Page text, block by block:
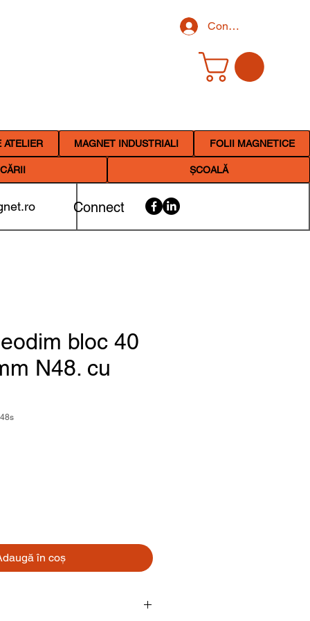
Conectează-te
ATELIER MAGNET INDUSTRIALI FOLII MAGNETICE
ȘCOALĂ
Connect
bloc 40
N48. cu
în coș